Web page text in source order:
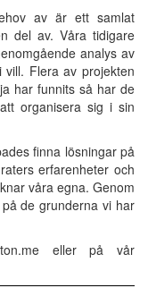
av är ett samlat
del av. Våra tidigare
analys av
Flera av projekten
har funnits så har de
organisera sig i sin
finna lösningar på
erfarenheter och
våra egna. Genom
de grunderna vi har
eller på vår